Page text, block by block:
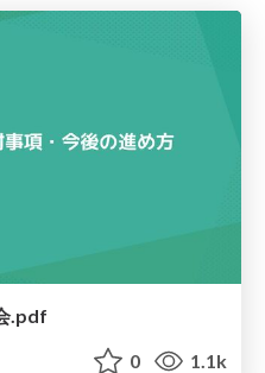
.pdf
0 1.1k